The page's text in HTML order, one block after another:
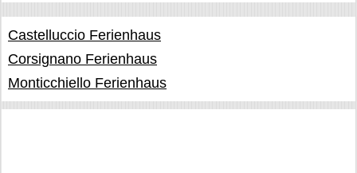
Castelluccio Ferienhaus
Corsignano Ferienhaus
Monticchiello Ferienhaus